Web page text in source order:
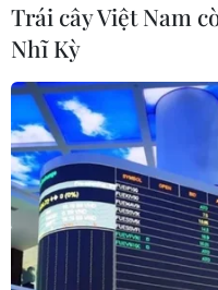
Trái cây Việt Nam
Nhĩ Kỳ